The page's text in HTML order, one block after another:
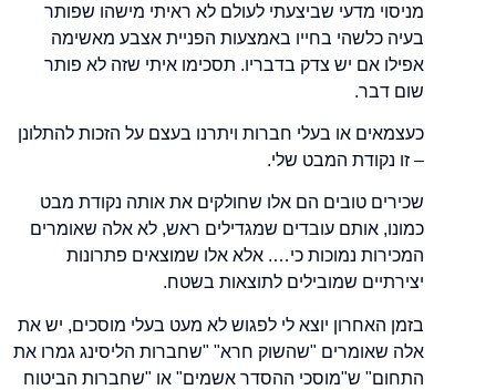
מניסוי מדעי שביצעתי לעולם לא ראיתי מישהו שפותר
בעיה כלשהי בחייו באמצעות הפניית אצבע מאשימה
אפילו אם יש צדק בדבריו. תסכימו איתי שזה לא פותר
שום דבר.
כעצמאים או בעלי חברות ויתרנו בעצם על הזכות להתלונן
– זו נקודת המבט שלי.
שכירים טובים הם אלו שחולקים את אותה נקודת מבט
כמונו, אותם עובדים שמגדילים ראש, לא אלה שאומרים
המכירות נמוכות כי…. אלא אלו שמוצאים פתרונות
יצירתיים שמובילים לתוצאות בשטח.
בזמן האחרון יוצא לי לפגוש לא מעט בעלי מוסכים, יש את
אלה שאומרים "שהשוק חרא" "שחברות הליסינג גמרו את
התחום" ש"מוסכי ההסדר אשמים" או "שחברות הביטוח